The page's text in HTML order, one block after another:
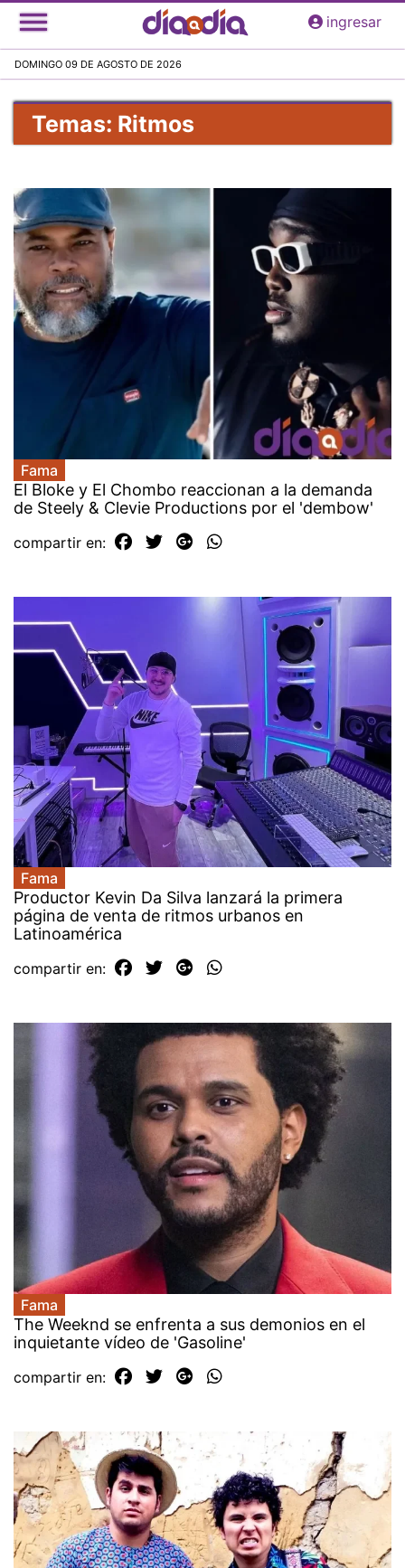
Pasar
al
principal
ingresar
DOMINGO 09 DE AGOSTO DE 2026
Temas: Ritmos
Fama
El Bloke y El Chombo reaccionan a la demanda
de Steely & Clevie Productions por el 'dembow'
compartir en:
Fama
Productor Kevin Da Silva lanzará la primera
página de venta de ritmos urbanos en
Latinoamérica
compartir en:
Fama
The Weeknd se enfrenta a sus demonios en el
inquietante vídeo de 'Gasoline'
compartir en: